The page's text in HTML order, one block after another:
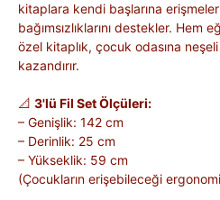
kitaplara kendi başlarına
bağımsızlıklarını destekler.
özel kitaplık, çocuk odasına
kazandırır.
📐 3'lü Fil​​​​​​​ Set Ölçüleri:
– Genişlik: 142 cm
– Derinlik: 25 cm
– Yükseklik: 59 cm
(Çocukların erişebileceği